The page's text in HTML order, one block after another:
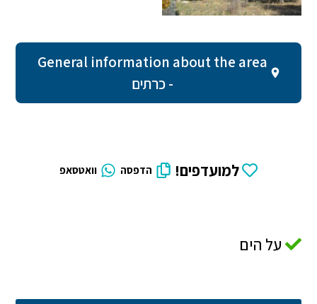
General information about the area
- כרתים
למועדפים! הדפסה וואטסאפ
על הים